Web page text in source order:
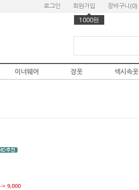
로그인
회원가입
1000원
장바구니(0)
이너웨어 잠옷 섹시속옷
-> 9,000